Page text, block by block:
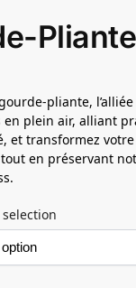
Pliante
pliante,
en plein air, alliant
et transformez
en préservant
selection